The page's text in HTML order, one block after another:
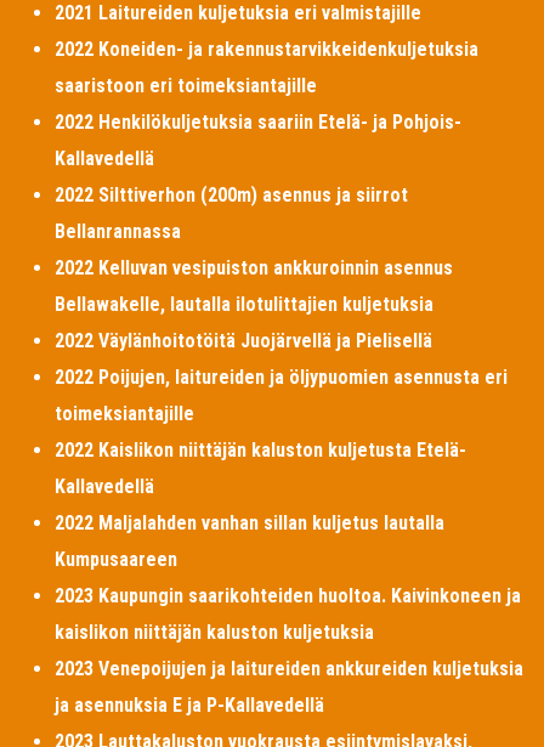
2021 Laitureiden kuljetuksia eri valmistajille
2022 Koneiden- ja rakennustarvikkeidenkuljetuksia
saaristoon eri toimeksiantajille
2022 Henkilökuljetuksia saariin Etelä- ja Pohjois-
Kallavedellä
2022 Silttiverhon (200m) asennus ja siirrot
Bellanrannassa
2022 Kelluvan vesipuiston ankkuroinnin asennus
Bellawakelle, lautalla ilotulittajien kuljetuksia
2022 Väylänhoitotöitä Juojärvellä ja Pielisellä
2022 Poijujen, laitureiden ja öljypuomien asennusta eri
toimeksiantajille
2022 Kaislikon niittäjän kaluston kuljetusta Etelä-
Kallavedellä
2022 Maljalahden vanhan sillan kuljetus lautalla
Kumpusaareen
2023 Kaupungin saarikohteiden huoltoa. Kaivinkoneen ja
kaislikon niittäjän kaluston kuljetuksia
2023 Venepoijujen ja laitureiden ankkureiden kuljetuksia
ja asennuksia E ja P-Kallavedellä
2023 Lauttakaluston vuokrausta esiintymislavaksi,